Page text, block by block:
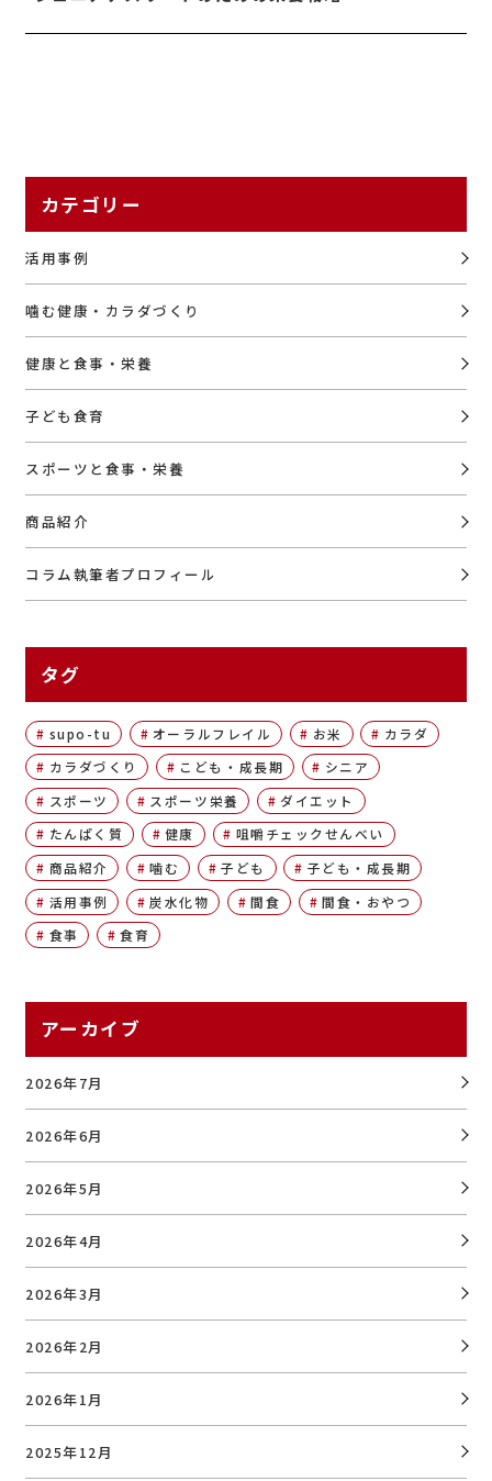
カテゴリー
活用事例
噛む健康・カラダづくり
健康と食事・栄養
子ども食育
スポーツと食事・栄養
商品紹介
コラム執筆者プロフィール
タグ
supo-tu オーラルフレイル お米
カラダ
カラダづくり
こども・成長期
シニア
スポーツ
スポーツ栄養
ダイエット
たんぱく質
健康
咀嚼チェックせんべい
商品紹介
噛む 子ども
子ども・成長期
活用事例
炭水化物 間食
間食・おやつ
食事
食育
アーカイブ
2026年7月
2026年6月
2026年5月
2026年4月
2026年3月
2026年2月
2026年1月
2025年12月